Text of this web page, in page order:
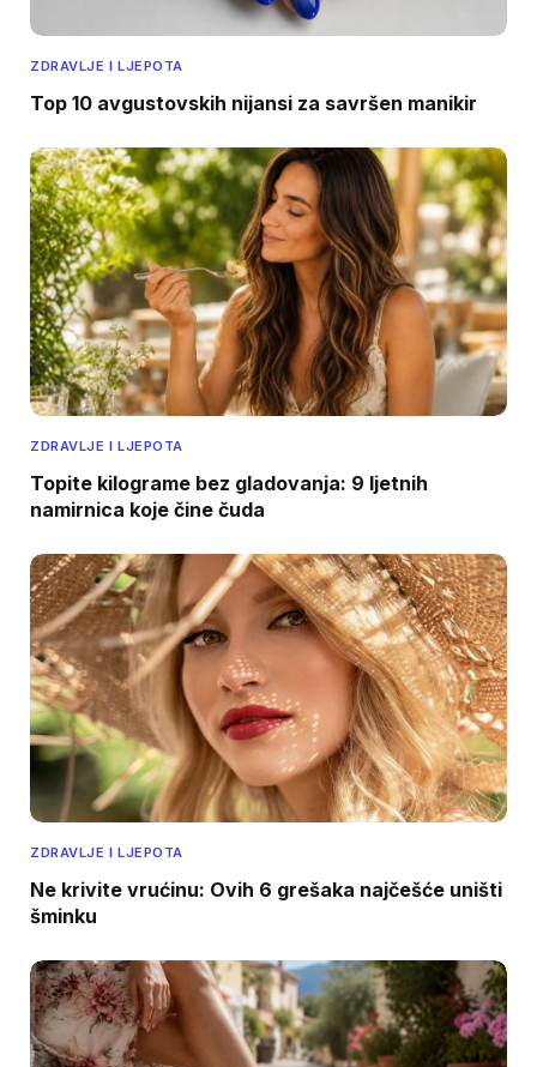
ZDRAVLJE I LJEPOTA
Top 10 avgustovskih nijansi za savršen manikir
ZDRAVLJE I LJEPOTA
Topite kilograme bez gladovanja: 9 ljetnih
namirnica koje čine čuda
ZDRAVLJE I LJEPOTA
Ne krivite vrućinu: Ovih 6 grešaka najčešće uništi
šminku